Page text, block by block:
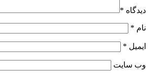
دیدگاه *
نام *
ایمیل *
وب‌ سایت